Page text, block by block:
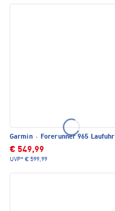
Garmin · Forerunner 965 Laufuhr
€ 549,99
UVP* € 599,99